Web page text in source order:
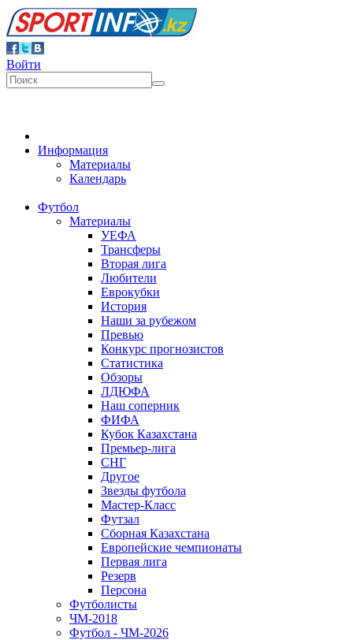
Войти
Информация
Материалы
Календарь
Футбол
Материалы
УЕФА
Трансферы
Вторая лига
Любители
Еврокубки
История
Наши за рубежом
Превью
Конкурс прогнозистов
Статистика
Обзоры
ЛДЮФА
Наш соперник
ФИФА
Кубок Казахстана
Премьер-лига
СНГ
Другое
Звезды футбола
Мастер-Класс
Футзал
Сборная Казахстана
Европейские чемпионаты
Первая лига
Резерв
Персона
Футболисты
ЧМ-2018
Футбол - ЧМ-2026